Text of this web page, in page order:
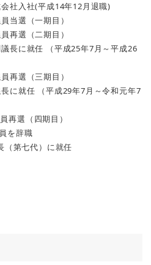
入社(平成14年12月退職)
選（一期目）
選（二期目）
に就任 （平成25年7月～平成26
選（三期目）
就任 （平成29年7月～令和元年7
選（四期目）
を辞職
第七代）に就任